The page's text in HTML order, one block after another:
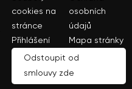
cookies na
stránce
osobních
údajů
Přihlášení
Mapa stránky
Odstoupit od
smlouvy zde